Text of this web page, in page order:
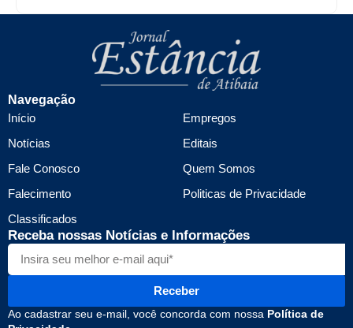
Navegação
Início
Notícias
Fale Conosco
Falecimento
Classificados
Empregos
Editais
Quem Somos
Politicas de Privacidade
Receba nossas Notícias e Informações
Receber
Ao cadastrar seu e-mail, você concorda com nossa Política de